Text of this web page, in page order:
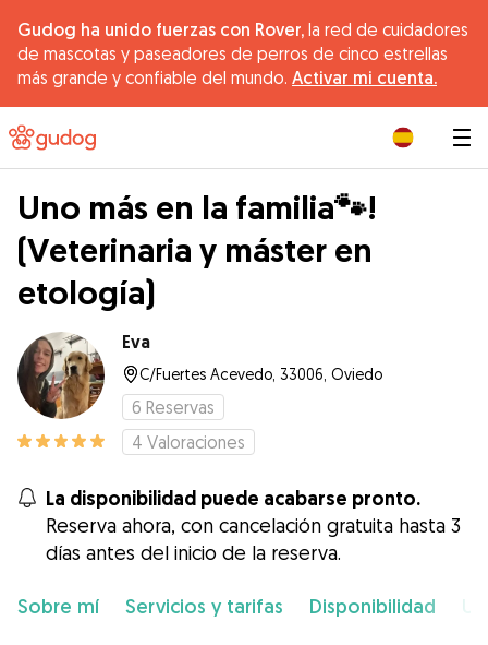
Gudog ha unido fuerzas con Rover, la red de cuidadores
de mascotas y paseadores de perros de cinco estrellas
más grande y confiable del mundo. Activar mi cuenta.
Uno más en la familia🐾!
(Veterinaria y máster en
etología)
Eva
C/Fuertes Acevedo, 33006, Oviedo
6 Reservas
4 Valoraciones
La disponibilidad puede acabarse pronto.
Reserva ahora, con cancelación gratuita hasta 3
días antes del inicio de la reserva.
Sobre mí Servicios y tarifas Disponibilidad